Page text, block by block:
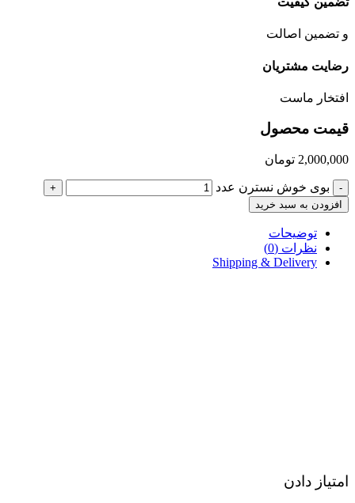
و تضمین اصالت
رضایت مشتریان
افتخار ماست
قیمت محصول
2,000,000 تومان
- بوی خوش نسترن عدد
+
افزودن به سبد خرید
توضیحات
نظرات (0)
Shipping & Delivery
امتیاز دادن